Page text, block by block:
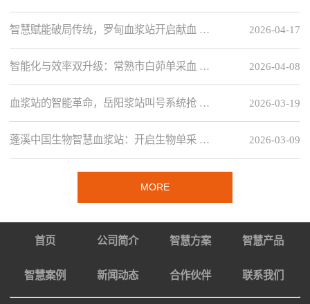
2026-04-17
智慧赋能破局传统，罗甸血浆站开启献血 …
2026-04-08
智能化与效率双升级：常熟市白茆单采血 …
2026-03-19
血浆站的智能革命，岳阳浆站叫号系统抢 …
2026-03-09
蓬溪中国生物智慧血浆站：开启生物单采 …
MORE
首页 公司简介 智慧方案 智慧产品
智慧案例 新闻动态 合作伙伴 联系我们